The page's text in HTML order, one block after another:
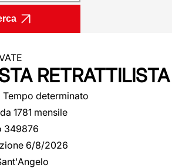
RETRATTILISTA
Tempo determinato
1781 mensile
349876
6/8/2026